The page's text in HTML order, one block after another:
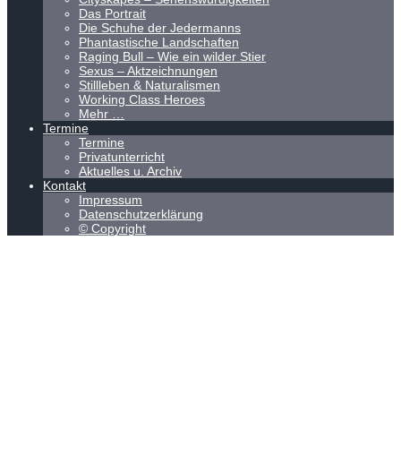
Das Portrait
Die Schuhe der Jedermanns
Phantastische Landschaften
Raging Bull – Wie ein wilder Stier
Sexus – Aktzeichnungen
Stillleben & Naturalismen
Working Class Heroes
Mehr …
Termine
Termine
Privatunterricht
Aktuelles u. Archiv
Kontakt
Impressum
Datenschutzerklärung
© Copyright